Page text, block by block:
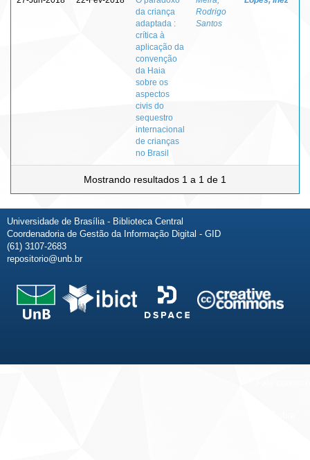
da criança
adaptada :
crítica à
aplicação da
convenção
da Haia
sobre os
aspectos
civis do
sequestro
internacional
de crianças
no Brasil
Rodrigo
Santos
Mostrando resultados 1 a 1 de 1
Universidade de Brasília - Biblioteca Central
Coordenadoria de Gestão da Informação Digital - GID
(61) 3107-2683
repositorio@unb.br